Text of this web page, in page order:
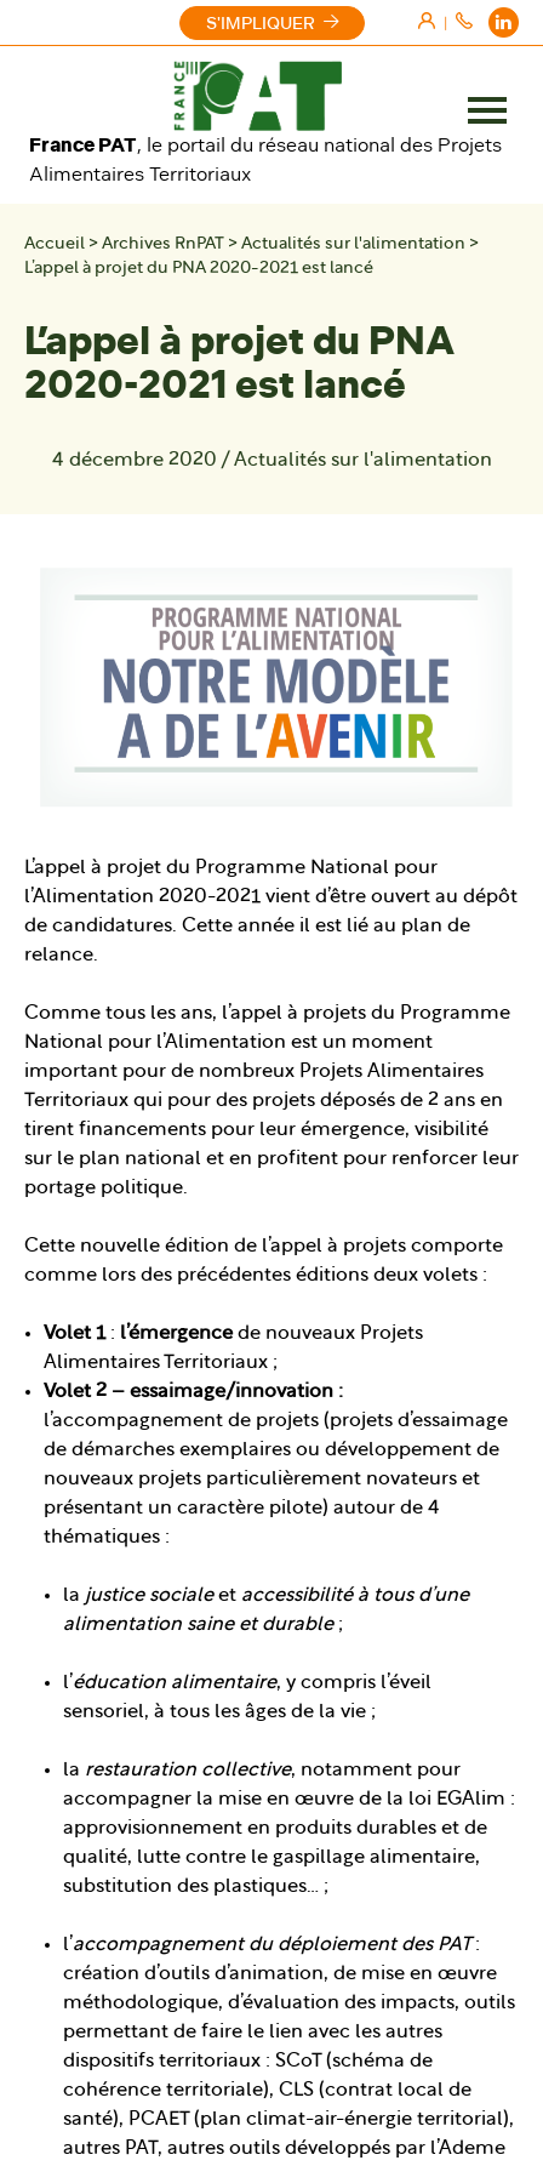
|
France PAT, le portail du réseau national des Projets
Alimentaires Territoriaux
S'IMPLIQUER
Ouvrir
le
Accueil > Archives RnPAT > Actualités sur l'alimentation >
L’appel à projet du PNA 2020-2021 est lancé
L’appel à projet du PNA
2020-2021 est lancé
4 décembre 2020 / Actualités sur l'alimentation
L’appel à projet du Programme National pour
l’Alimentation 2020-2021 vient d’être ouvert au dépôt
de candidatures. Cette année il est lié au plan de
relance.
Comme tous les ans, l’appel à projets du Programme
National pour l’Alimentation est un moment
important pour de nombreux Projets Alimentaires
Territoriaux qui pour des projets déposés de 2 ans en
tirent financements pour leur émergence, visibilité
sur le plan national et en profitent pour renforcer leur
portage politique.
Cette nouvelle édition de l’appel à projets comporte
comme lors des précédentes éditions deux volets :
Volet 1 : l’émergencede nouveaux Projets
Alimentaires Territoriaux ;
Volet 2 – essaimage/innovation :
l’accompagnement de projets (projets d’essaimage
de démarches exemplaires ou développement de
nouveaux projets particulièrement novateurs et
présentant un caractère pilote) autour de 4
thématiques :
la justice socialeet accessibilité à tous d’une
alimentation saine et durable;
l’éducation alimentaire, y compris l’éveil
sensoriel, à tous les âges de la vie ;
la restauration collective, notamment pour
accompagner la mise en œuvre de la loi EGAlim :
approvisionnement en produits durables et de
qualité, lutte contre le gaspillage alimentaire,
substitution des plastiques… ;
l’accompagnement du déploiement des PAT:
création d’outils d’animation, de mise en œuvre
méthodologique, d’évaluation des impacts, outils
permettant de faire le lien avec les autres
dispositifs territoriaux : SCoT (schéma de
cohérence territoriale), CLS (contrat local de
santé), PCAET (plan climat-air-énergie territorial),
autres PAT, autres outils développés par l’Ademe